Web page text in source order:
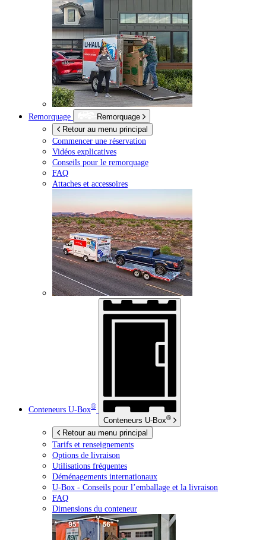
Remorquage
Remorquage
Retour au menu principal
Commencer une réservation
Vidéos explicatives
Conseils pour le remorquage
FAQ
Attaches et accessoires
Conteneurs U-Box®
Conteneurs U-Box®
Retour au menu principal
Tarifs et renseignements
Options de livraison
Utilisations fréquentes
Déménagements internationaux
U-Box - Conseils pour l’emballage et la livraison
FAQ
Dimensions du conteneur